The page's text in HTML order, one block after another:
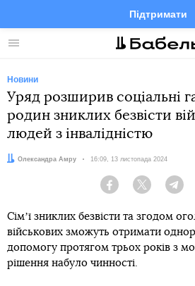
Меню
Підтримати
FacebookTelegram
Новини
Уряд розширив соціальні
родин зниклих безвісти
людей з інвалідністю
Автор:
Олександра Амру Дата:
16:09, 13 листопада 2024
Facebook Twitter
Сімʼї зниклих безвісти та згодом
військових зможуть отримати
допомогу протягом трьох років з
рішення набуло чинності.